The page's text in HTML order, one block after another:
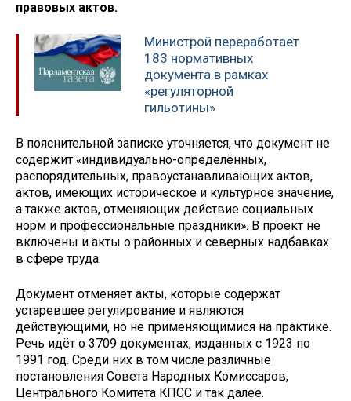
правовых актов.
Министрой переработает
183 нормативных
документа в рамках
«регуляторной
гильотины»
В пояснительной записке уточняется, что документ не
содержит «индивидуально-определённых,
распорядительных, правоустанавливающих актов,
актов, имеющих историческое и культурное значение,
а также актов, отменяющих действие социальных
норм и профессиональные праздники». В проект не
включены и акты о районных и северных надбавках
в сфере труда.
Документ отменяет акты, которые содержат
устаревшее регулирование и являются
действующими, но не применяющимися на практике.
Речь идёт о 3709 документах, изданных с 1923 по
1991 год. Среди них в том числе различные
постановления Совета Народных Комиссаров,
Центрального Комитета КПСС и так далее.